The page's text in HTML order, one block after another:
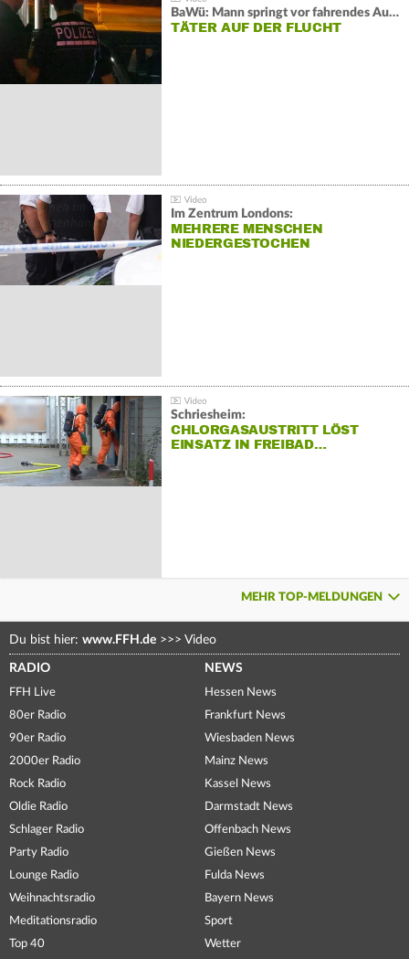
BaWü: Mann springt vor fahrendes Auto und schießt
TÄTER AUF DER FLUCHT
Im Zentrum Londons:
MEHRERE MENSCHEN
NIEDERGESTOCHEN
Schriesheim:
CHLORGASAUSTRITT LÖST
EINSATZ IN FREIBAD…
MEHR TOP-MELDUNGEN
Du bist hier: www.FFH.de >>> Video
RADIO
FFH Live
80er Radio
90er Radio
2000er Radio
Rock Radio
Oldie Radio
Schlager Radio
Party Radio
Lounge Radio
Weihnachtsradio
Meditationsradio
Top 40
NEWS
Hessen News
Frankfurt News
Wiesbaden News
Mainz News
Kassel News
Darmstadt News
Offenbach News
Gießen News
Fulda News
Bayern News
Sport
Wetter